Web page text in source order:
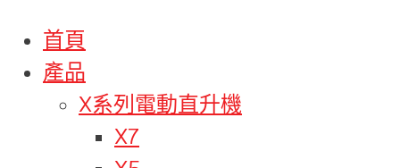
首頁
產品
X系列電動直升機
X7